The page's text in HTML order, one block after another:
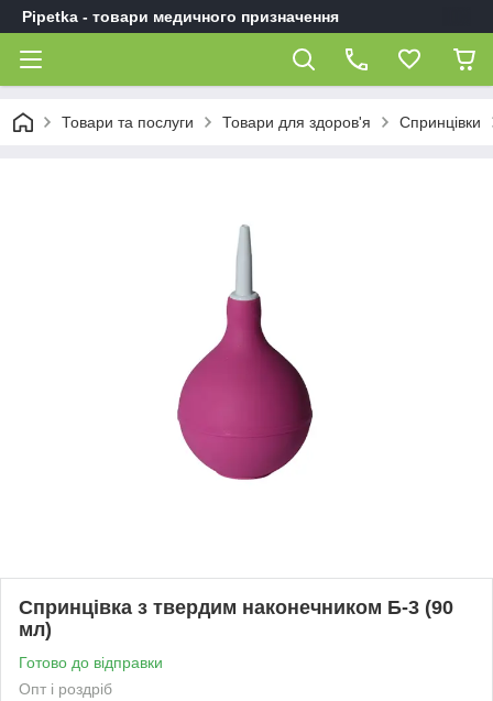
Pipetka - товари медичного призначення
Товари та послуги Товари для здоров'я Спринцівки
Спринцівка з твердим наконечником Б-3 (90
мл)
Готово до відправки
Опт і роздріб